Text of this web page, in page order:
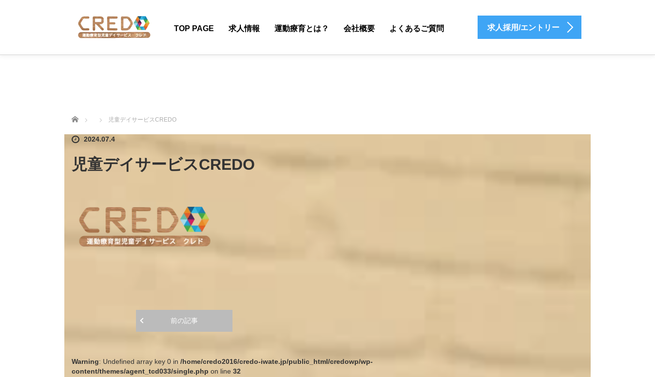
TOP PAGE 求人情報 運動療育とは？ 会社概要 よくあるご質問 求人採用/エントリー
ホーム 児童デイサービスCREDO
2024.07.4
児童デイサービスCREDO
前の記事
Warning: Undefined array key 0 in /home/credo2016/credo-iwate.jp/public_html/credowp/wp-
content/themes/agent_tcd033/single.php on line 32